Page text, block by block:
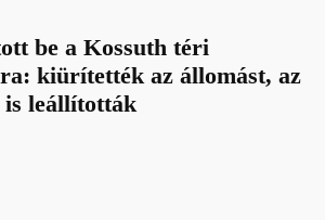
be a Kossuth téri
kiürítették az állomást, az
leállították